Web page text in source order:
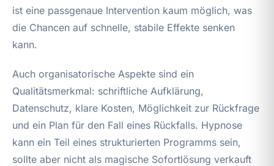
ist eine passgenaue Intervention kaum möglich, was
die Chancen auf schnelle, stabile Effekte senken
kann.
Auch organisatorische Aspekte sind ein
Qualitätsmerkmal: schriftliche Aufklärung,
Datenschutz, klare Kosten, Möglichkeit zur Rückfrage
und ein Plan für den Fall eines Rückfalls. Hypnose
kann ein Teil eines strukturierten Programms sein,
sollte aber nicht als magische Sofortlösung verkauft